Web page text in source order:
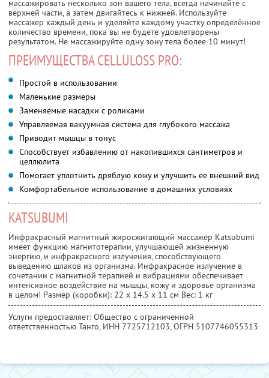
массажировать несколько зон вашего тела, всегда начинайте с
верхней части, а затем двигайтесь к нижней. Используйте
массажер каждый день и уделяйте каждому участку определённое
количество времени, пока вы не будете удовлетворены
результатом. Не массажируйте одну зону тела более 10 минут!
ПРЕИМУЩЕСТВА CELLULOSS PRO:
Простой в использовании
Маленькие размеры
Заменяемые насадки с роликами
Управляемая вакуумная система для глубокого массажа
Приводит мышцы в тонус
Способствует избавлению от накопившихся сантиметров и
целлюлита
Помогает уплотнить дряблую кожу и улучшить ее внешний вид
Комфортабельное использование в домашних условиях
KATSUBUMI
Инфракрасный магнитный жиросжигающий массажёр Katsubumi
имеет функцию магнитотерапии, улучшающей жизненную
энергию, и инфракрасного излучения, способствующего
выведению шлаков из организма. Инфракрасное излучение в
сочетании с магнитной терапией и вибрациями обеспечивает
интенсивное воздействие на мышцы, кожу и здоровье организма
в целом! Размер (коробки): 22 х 14.5 х 11 см Вес: 1 кг
Услуги предоставляет: Общество с ограниченной
ответственностью Танго, ИНН 7725712103, ОГРН 5107746055313